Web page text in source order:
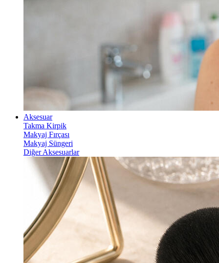
Aksesuar
Takma Kirpik
Makyaj Fırçası
Makyaj Süngeri
Diğer Aksesuarlar